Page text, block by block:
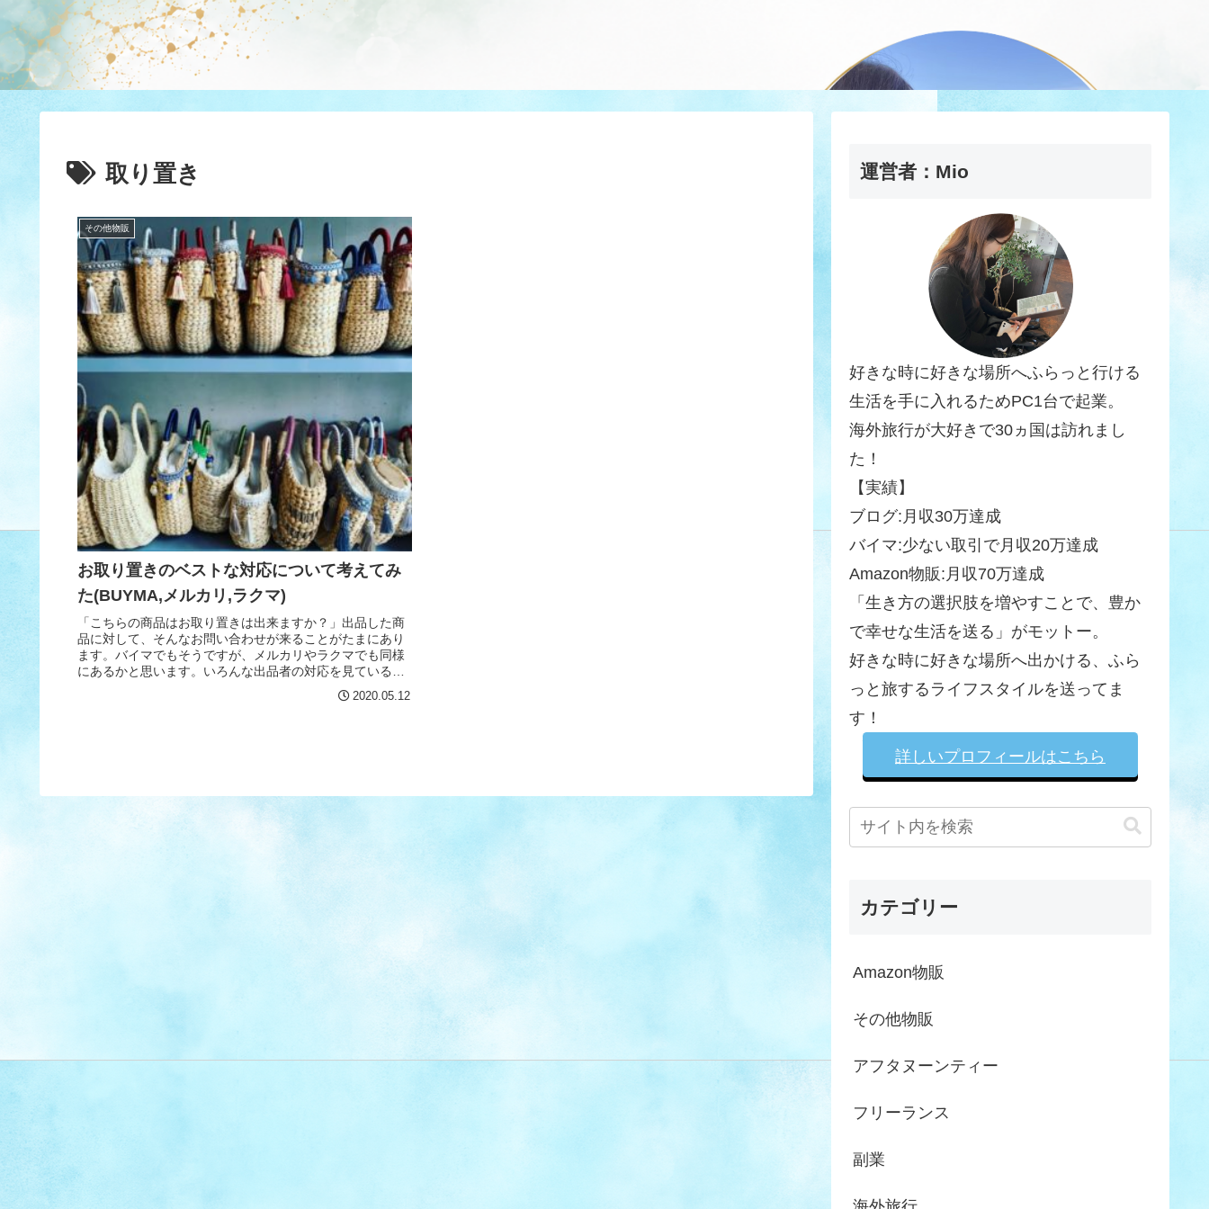
取り置き
その他物販
お取り置きのベストな対応について考えてみ
た(BUYMA,メルカリ,ラクマ)
「こちらの商品はお取り置きは出来ますか？」出品した商
品に対して、そんなお問い合わせが来ることがたまにあり
ます。バイマでもそうですが、メルカリやラクマでも同様
にあるかと思います。いろんな出品者の対応を見ている
2020.05.12
運営者：Mio
好きな時に好きな場所へふらっと行ける
生活を手に入れるためPC1台で起業。
海外旅行が大好きで30ヵ国は訪れまし
た！
【実績】
ブログ:月収30万達成
バイマ:少ない取引で月収20万達成
Amazon物販:月収70万達成
「生き方の選択肢を増やすことで、豊か
で幸せな生活を送る」がモットー。
好きな時に好きな場所へ出かける、ふら
っと旅するライフスタイルを送ってま
す！
詳しいプロフィールはこちら
カテゴリー
Amazon物販
その他物販
アフタヌーンティー
フリーランス
副業